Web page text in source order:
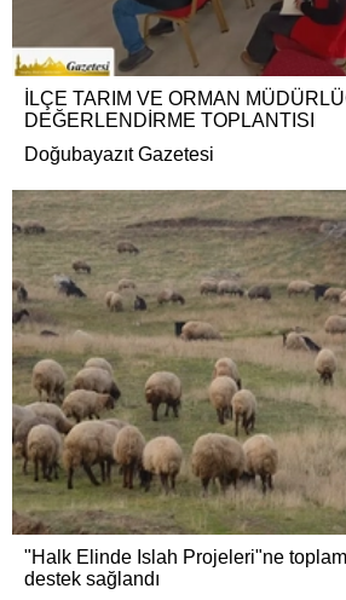
İLÇE TARIM VE ORMAN
DEĞERLENDİRME TOPLANTISI
Doğubayazıt Gazetesi
"Halk Elinde Islah Projeleri"ne
destek sağlandı